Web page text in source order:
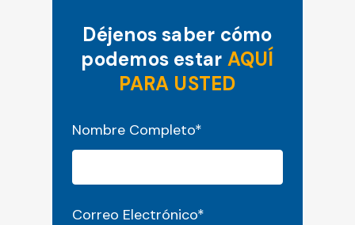
Déjenos saber cómo
podemos estar AQUÍ
PARA USTED
Nombre Completo*
Correo Electrónico*